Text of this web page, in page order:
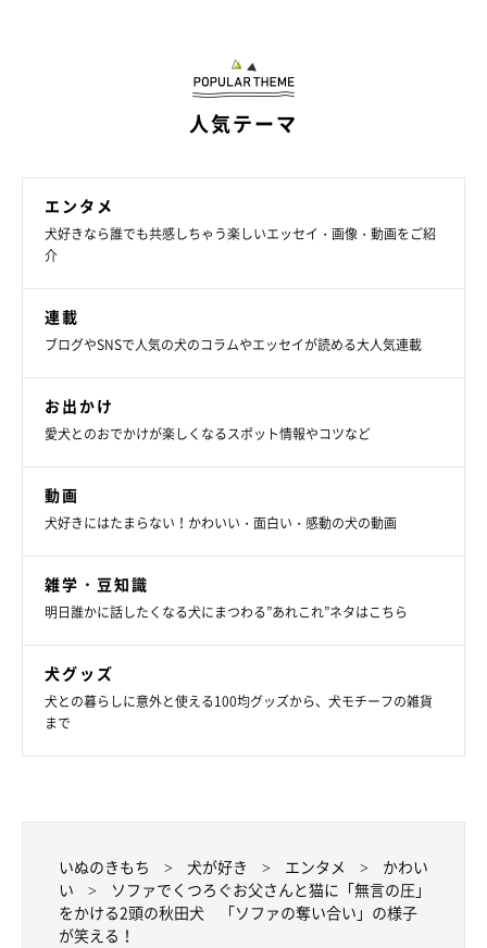
耳が大きく「キツネ」と間違われがちだった子
ォー・アフター
飼い主さんにお話を伺いました。
おしゃべり！ その理由が可愛い！
にやら女同士でおしゃべりをしていたようなのですが…その様子
写真提供・取材協力／Instagram（@yota_mitu.akitaさん）
※この記事は投稿者さまにご了承をいただいたうえで制作してい
ます。
取材・文／雨宮カイ
人気テーマ
エンタメ
犬好きなら誰でも共感しちゃう楽しいエッセイ・画像・動画をご紹
介
連載
ブログやSNSで人気の犬のコラムやエッセイが読める大人気連載
お出かけ
愛犬とのおでかけが楽しくなるスポット情報やコツなど
動画
犬好きにはたまらない！かわいい・面白い・感動の犬の動画
雑学・豆知識
明日誰かに話したくなる犬にまつわる”あれこれ”ネタはこちら
犬グッズ
犬との暮らしに意外と使える100均グッズから、犬モチーフの雑貨
まで
いぬのきもち 犬が好き エンタメ
かわい
い
ソファでくつろぐお父さんと猫に「無言の圧」
をかける2頭の秋田犬 「ソファの奪い合い」の様子
が笑える！